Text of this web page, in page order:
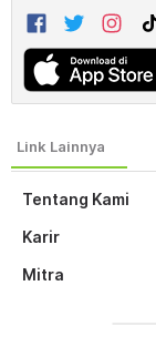
Tentang Kami
Karir
Mitra